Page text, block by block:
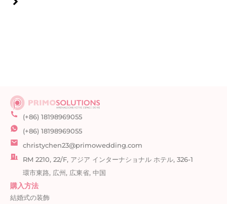
(+86) 18198969055
(+86) 18198969055
christychen23@primowedding.com
RM 2210, 22/F, アジア インターナショナル ホテル, 326-1
環市東路, 広州, 広東省, 中国
購入方法
結婚式の装飾